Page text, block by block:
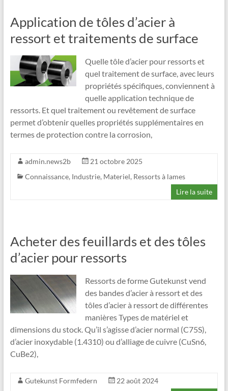
Application de tôles d’acier à
ressort et traitements de surface
Quelle tôle d’acier pour ressorts et
quel traitement de surface, avec leurs
propriétés spécifiques, conviennent à
quelle application technique de
ressorts. Et quel traitement ou revêtement de surface
permet d’obtenir quelles propriétés supplémentaires en
termes de protection contre la corrosion,
admin.news2b
21 octobre 2025
Connaissance, Industrie, Materiel, Ressorts à lames
Lire la suite
Acheter des feuillards et des tôles
d’acier pour ressorts
Ressorts de forme Gutekunst vend
des bandes d’acier à ressort et des
tôles d’acier à ressort de différentes
manières Types de matériel et
dimensions du stock. Qu’il s’agisse d’acier normal (C75S),
d’acier inoxydable (1.4310) ou d’alliage de cuivre (CuSn6,
CuBe2),
Gutekunst Formfedern
22 août 2024